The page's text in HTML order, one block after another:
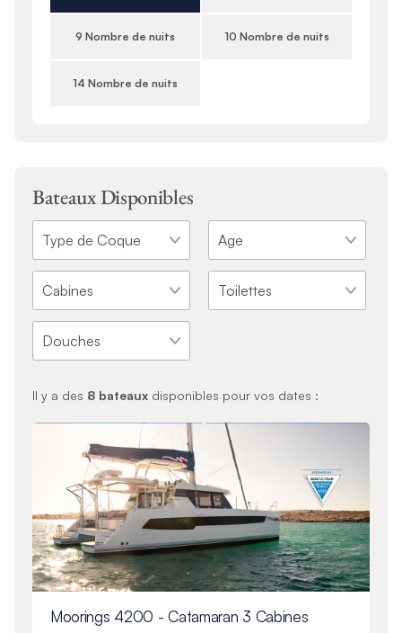
9 Nombre de nuits 10 Nombre de nuits
14 Nombre de nuits
Bateaux Disponibles
Il y a des 8bateauxdisponibles pour vos dates :
Moorings 4200 - Catamaran 3 Cabines